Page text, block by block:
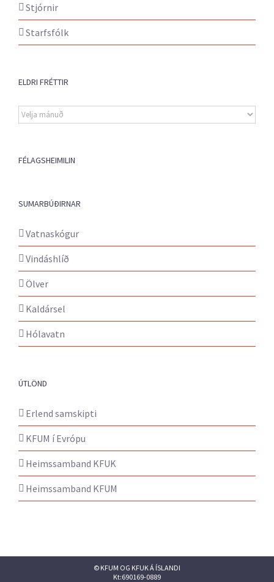
Stjórnir
Starfsfólk
ELDRI FRÉTTIR
Eldri
fréttir
FÉLAGSHEIMILIN
SUMARBÚÐIRNAR
Vatnaskógur
Vindáshlíð
Ölver
Kaldársel
Hólavatn
ÚTLÖND
Erlend samskipti
KFUM í Evrópu
Heimssamband KFUK
Heimssamband KFUM
© KFUM OG KFUK Á ÍSLANDI
Kt:690169-0889